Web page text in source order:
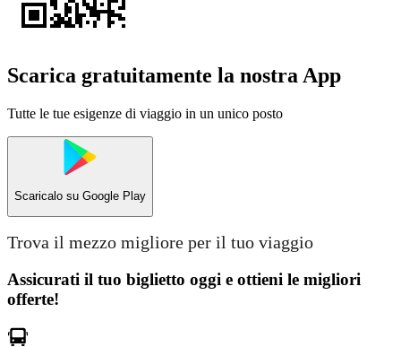
Scarica gratuitamente la nostra App
Tutte le tue esigenze di viaggio in un unico posto
Scaricalo su Google Play
Trova il mezzo migliore per il tuo viaggio
Assicurati il ​​tuo biglietto oggi e ottieni le migliori
offerte!